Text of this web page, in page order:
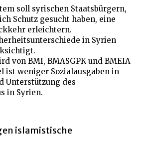
soll syrischen Staatsbürgern,
Schutz gesucht haben, eine
erleichtern.
in Syrien
von BMI, BMASGPK und BMEIA
ist weniger Sozialausgaben in
Unterstützung des
in Syrien.
islamistische